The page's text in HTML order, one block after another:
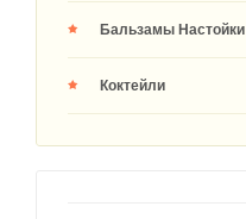
Бальзамы Настойки
Коктейли